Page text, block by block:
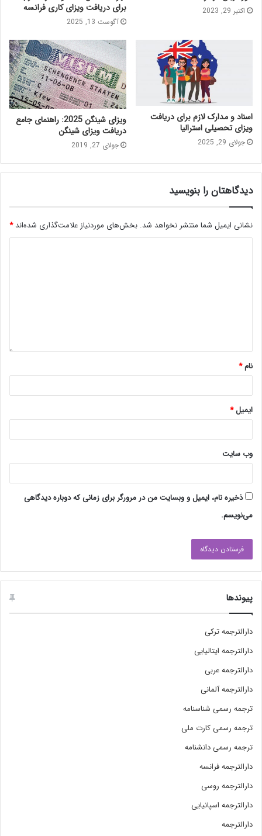
اکتبر 29, 2023
برای دریافت ویزای کاری فرانسه
آگوست 13, 2025
اسناد و مدارک لازم برای دریافت
ویزای تحصیلی استرالیا
جولای 29, 2025
ویزای شینگن 2025: راهنمای جامع
دریافت ویزای شینگن
جولای 27, 2019
دیدگاهتان را بنویسید
نشانی ایمیل شما منتشر نخواهد شد. بخش‌های موردنیاز علامت‌گذاری شده‌اند*
نام*
ایمیل*
وب‌ سایت
ذخیره نام، ایمیل و وبسایت من در مرورگر برای زمانی که دوباره دیدگاهی
می‌نویسم.
پیوندها
دارالترجمه ترکی
دارالترجمه ایتالیایی
دارالترجمه عربی
دارالترجمه آلمانی
ترجمه رسمی شناسنامه
ترجمه رسمی کارت ملی
ترجمه رسمی دانشنامه
دارالترجمه فرانسه
دارالترجمه روسی
دارالترجمه اسپانیایی
دارالترجمه